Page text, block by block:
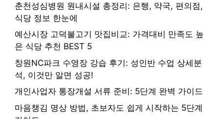
춘천성심병원 원내시설 총정리: 은행, 약국, 편의점,
식당 정보 한눈에
예산시장 고덕불고기 맛집비교: 가격대비 만족도 높
은 식당 추천 BEST 5
창원NC파크 수영장 강습 후기: 성인반 수업 상세분
석, 이것만 알면 성공!
개인사업자 통장개설 서류 준비: 5단계 완벽 가이드
마음챙김 명상 방법, 초보자도 쉽게 시작하는 5단계